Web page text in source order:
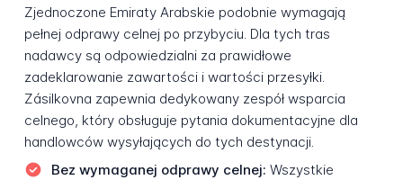
Zjednoczone Emiraty Arabskie podobnie wymagają
pełnej odprawy celnej po przybyciu. Dla tych tras
nadawcy są odpowiedzialni za prawidłowe
zadeklarowanie zawartości i wartości przesyłki.
Zásilkovna zapewnia dedykowany zespół wsparcia
celnego, który obsługuje pytania dokumentacyjne dla
handlowców wysyłających do tych destynacji.
Bez wymaganej odprawy celnej: Wszystkie